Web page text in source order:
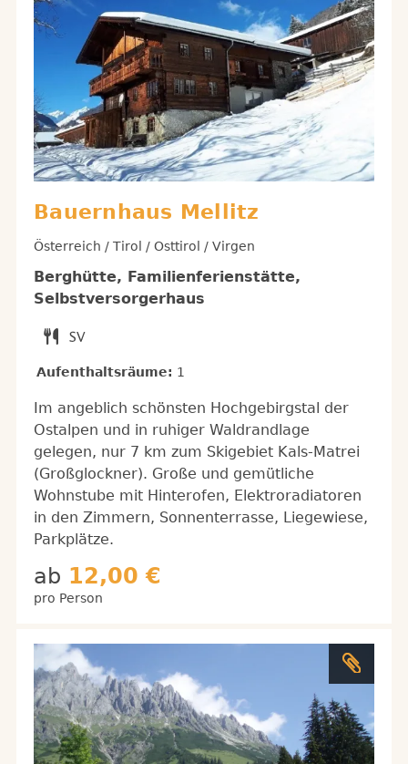
Bauernhaus Mellitz
Österreich / Tirol / Osttirol / Virgen
Berghütte, Familienferienstätte,
Selbstversorgerhaus
Aufenthaltsräume: 1
Im angeblich schönsten Hochgebirgstal der
Ostalpen und in ruhiger Waldrandlage
gelegen, nur 7 km zum Skigebiet Kals-Matrei
(Großglockner). Große und gemütliche
Wohnstube mit Hinterofen, Elektroradiatoren
in den Zimmern, Sonnenterrasse, Liegewiese,
Parkplätze.
ab 12,00 €
pro Person